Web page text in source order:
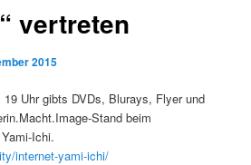
vertreten
2015
Uhr gibts DVDs, Blurays, Flyer und
Stand beim
Ichi.
internet-yami-ichi/